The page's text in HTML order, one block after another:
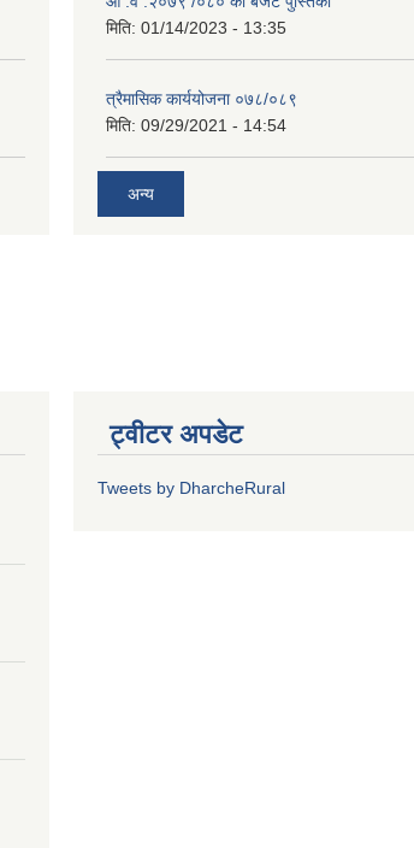
मिति: 01/14/2023 - 13:35
त्रैमासिक कार्ययोजना ०७८/०८९
मिति: 09/29/2021 - 14:54
अन्य
ट्वीटर अपडेट
Tweets by DharcheRural